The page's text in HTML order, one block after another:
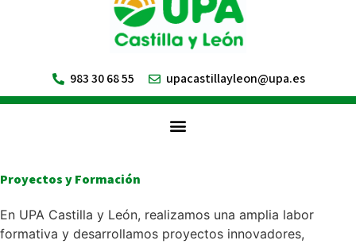
983 30 68 55 upacastillayleon@upa.es
Proyectos y Formación
En UPA Castilla y León, realizamos una amplia labor
formativa y desarrollamos proyectos innovadores,